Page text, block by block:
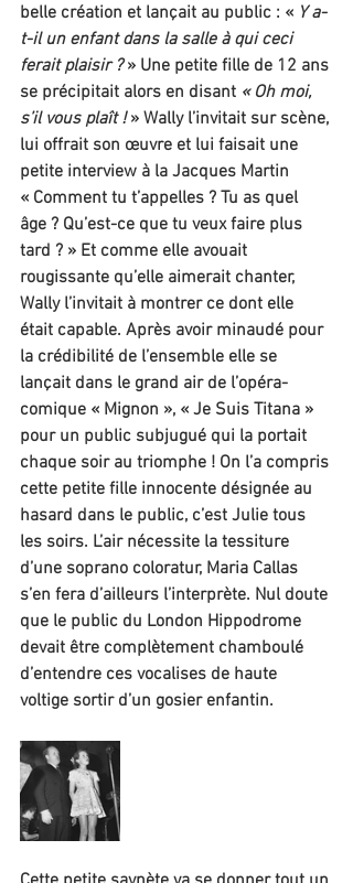
belle création et lançait au public : « Y a-
t-il un enfant dans la salle à qui ceci
ferait plaisir ? » Une petite fille de 12 ans
se précipitait alors en disant « Oh moi,
s’il vous plaît ! » Wally l’invitait sur scène,
lui offrait son œuvre et lui faisait une
petite interview à la Jacques Martin
« Comment tu t’appelles ? Tu as quel
âge ? Qu’est-ce que tu veux faire plus
tard ? » Et comme elle avouait
rougissante qu’elle aimerait chanter,
Wally l’invitait à montrer ce dont elle
était capable. Après avoir minaudé pour
la crédibilité de l’ensemble elle se
lançait dans le grand air de l’opéra-
comique « Mignon », « Je Suis Titana »
pour un public subjugué qui la portait
chaque soir au triomphe ! On l’a compris
cette petite fille innocente désignée au
hasard dans le public, c’est Julie tous
les soirs. L’air nécessite la tessiture
d’une soprano coloratur, Maria Callas
s’en fera d’ailleurs l’interprète. Nul doute
que le public du London Hippodrome
devait être complètement chamboulé
d’entendre ces vocalises de haute
voltige sortir d’un gosier enfantin.